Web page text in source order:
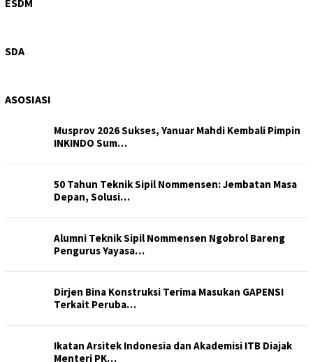
SDASaluran Iri…
ASOSIASI
Musprov 2026 Sukses, Yanuar Mahdi Kembali Pimpin
INKINDO Sum…
50 Tahun Teknik Sipil Nommensen: Jembatan Masa
Depan, Solusi…
Alumni Teknik Sipil Nommensen Ngobrol Bareng
Pengurus Yayasa…
Dirjen Bina Konstruksi Terima Masukan GAPENSI
Terkait Peruba…
Ikatan Arsitek Indonesia dan Akademisi ITB Diajak
Menteri PK…